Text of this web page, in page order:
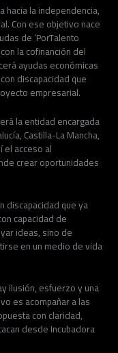
la independencia,
Con ese objetivo nace
de ‘PorTalento
la cofinanción del
ayudas económicas
discapacidad que
empresarial.
la entidad encargada
Castilla-La Mancha,
el acceso al
crear oportunidades
discapacidad que ya
capacidad de
ideas, sino de
en un medio de vida
ilusión, esfuerzo y una
es acompañar a las
con claridad,
desde Incubadora